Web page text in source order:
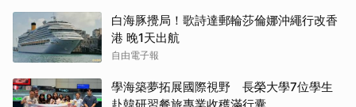
白海豚攪局！歌詩達郵輪莎倫娜沖繩行改香
港 晚1天出航
自由電子報
學海築夢拓展國際視野 長榮大學7位學生
赴韓研習餐旅專業收穫滿行囊